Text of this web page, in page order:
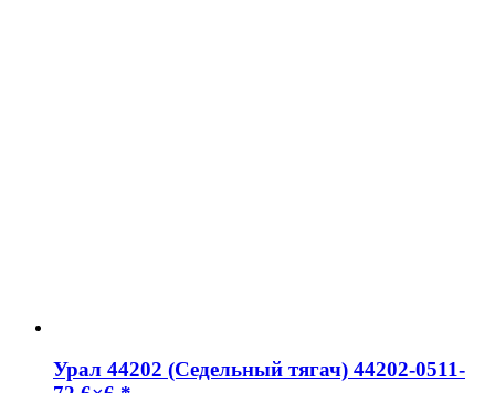
Урал 44202 (Седельный тягач) 44202-0511-